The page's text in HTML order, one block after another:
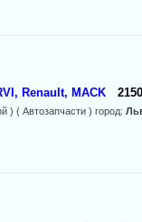
Renault, MACK
) ( Автозапчасти ) город: